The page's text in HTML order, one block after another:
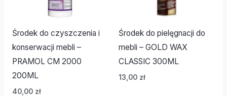
Środek do czyszczenia i
konserwacji mebli –
PRAMOL CM 2000
200ML
40,00 zł
Środek do pielęgnacji do
mebli – GOLD WAX
CLASSIC 300ML
13,00 zł